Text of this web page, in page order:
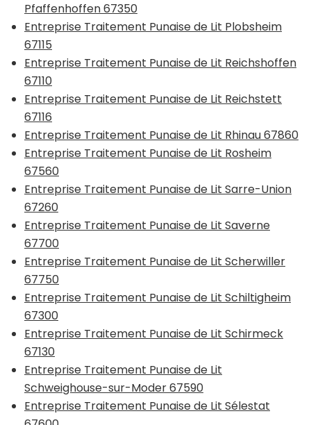
Pfaffenhoffen 67350
Entreprise Traitement Punaise de Lit Plobsheim
67115
Entreprise Traitement Punaise de Lit Reichshoffen
67110
Entreprise Traitement Punaise de Lit Reichstett
67116
Entreprise Traitement Punaise de Lit Rhinau 67860
Entreprise Traitement Punaise de Lit Rosheim
67560
Entreprise Traitement Punaise de Lit Sarre-Union
67260
Entreprise Traitement Punaise de Lit Saverne
67700
Entreprise Traitement Punaise de Lit Scherwiller
67750
Entreprise Traitement Punaise de Lit Schiltigheim
67300
Entreprise Traitement Punaise de Lit Schirmeck
67130
Entreprise Traitement Punaise de Lit
Schweighouse-sur-Moder 67590
Entreprise Traitement Punaise de Lit Sélestat